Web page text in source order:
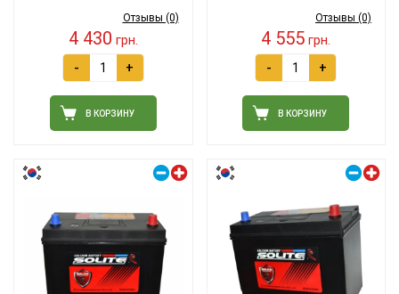
Отзывы (0)
4 430 грн.
- +
В КОРЗИНУ
Отзывы (0)
4 555 грн.
- +
В КОРЗИНУ